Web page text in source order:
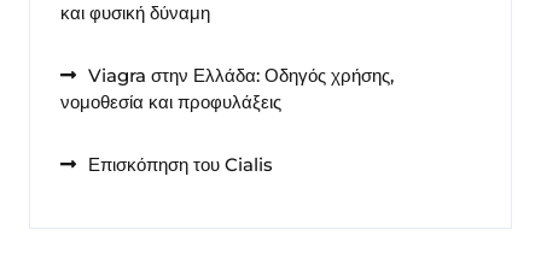
και φυσική δύναμη
Viagra στην Ελλάδα: Οδηγός χρήσης,
νομοθεσία και προφυλάξεις
Επισκόπηση του Cialis